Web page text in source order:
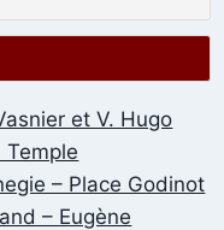
et V. Hugo
Temple
– Place Godinot
– Eugène